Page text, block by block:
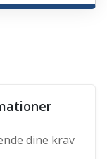
dine krav